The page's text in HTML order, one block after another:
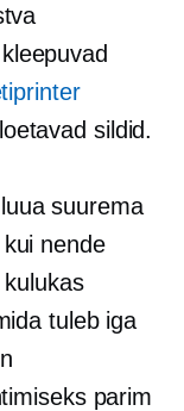
sildid.
suurema
nende
tuleb iga
parim